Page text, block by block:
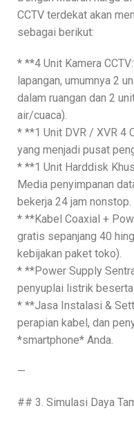
CCTV terdekat akan
sebagai berikut:
* **4 Unit Kamera
lapangan, umumnya 2
dalam ruangan dan 2
air/cuaca).
* **1 Unit DVR / XVR 4
yang menjadi pusat
* **1 Unit Harddisk
Media penyimpanan
bekerja 24 jam nonstop.
* **Kabel Coaxial +
gratis sepanjang 40
kebijakan paket toko).
* **Power Supply
penyuplai listrik
* **Jasa Instalasi &
perapian kabel, dan
*smartphone* Anda.
—
## 3. Simulasi Daya